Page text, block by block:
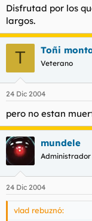
Disfrutad por los
largos.
T Toñi
Veterano
24 Dic 2004
pero no estan
mundele
Administrador
24 Dic 2004
vlad rebuznó: